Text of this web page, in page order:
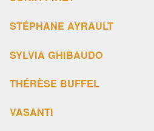
STÉPHANE AYRAULT
SYLVIA GHIBAUDO
THÉRÈSE BUFFEL
VASANTI